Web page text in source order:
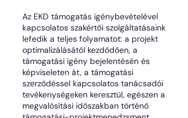
Az EKD támogatás igénybevételével
kapcsolatos szakértői szolgáltatásaink
lefedik a teljes folyamatot: a projekt
optimalizálásától kezdődően, a
támogatási igény bejelentésén és
képviseleten át, a támogatási
szerződéssel kapcsolatos tanácsadói
tevékenységeken keresztül, egészen a
megvalósítási időszakban történő